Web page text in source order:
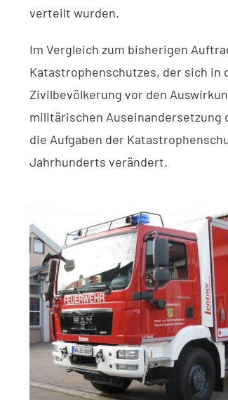
verteilt wurden.
Im Vergleich zum bisherigen
Katastrophenschutzes, der sich in
Zivilbevölkerung vor den
militärischen Auseinandersetzung
die Aufgaben der
Jahrhunderts verändert.